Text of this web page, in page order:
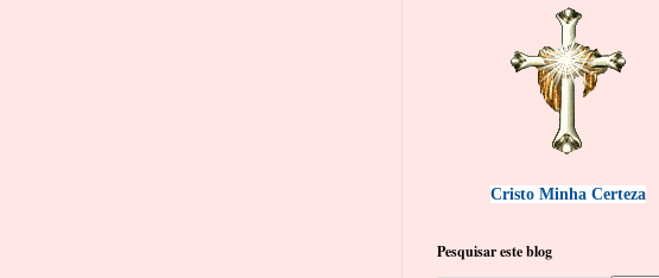
Cristo Minha Certeza
Pesquisar este blog